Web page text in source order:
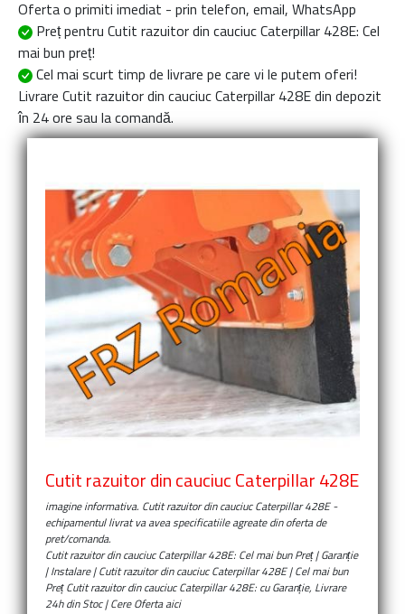
Oferta o primiti imediat - prin telefon, email, WhatsApp
Preț pentru Cutit razuitor din cauciuc Caterpillar 428E: Cel
mai bun preț!
Cel mai scurt timp de livrare pe care vi le putem oferi!
Livrare Cutit razuitor din cauciuc Caterpillar 428E din depozit
în 24 ore sau la comandă.
Cutit razuitor din cauciuc Caterpillar 428E
imagine informativa. Cutit razuitor din cauciuc Caterpillar 428E-
echipamentul livrat va avea specificatiile agreate din oferta de
pret/comanda.
Cutit razuitor din cauciuc Caterpillar 428E: Cel mai bun Preț | Garanție
| Instalare | Cutit razuitor din cauciuc Caterpillar 428E | Cel mai bun
Preț Cutit razuitor din cauciuc Caterpillar 428E: cu Garanție, Livrare
24h din Stoc | Cere Oferta aici